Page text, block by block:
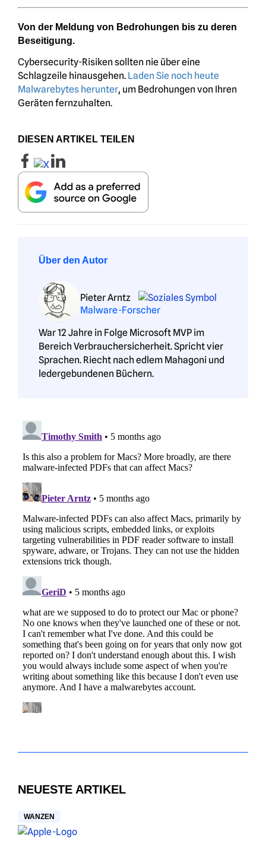
Von der Meldung von Bedrohungen bis zu deren
Beseitigung.
Cybersecurity-Risiken sollten nie über eine
Schlagzeile hinausgehen. Laden Sie noch heute
Malwarebytes herunter, um Bedrohungen von Ihren
Geräten fernzuhalten.
DIESEN ARTIKEL TEILEN
Über den Autor
Pieter Arntz
Malware-Forscher
War 12 Jahre in Folge Microsoft MVP im
Bereich Verbrauchersicherheit. Spricht vier
Sprachen. Riecht nach edlem Mahagoni und
ledergebundenen Büchern.
NEUESTE ARTIKEL
WANZEN